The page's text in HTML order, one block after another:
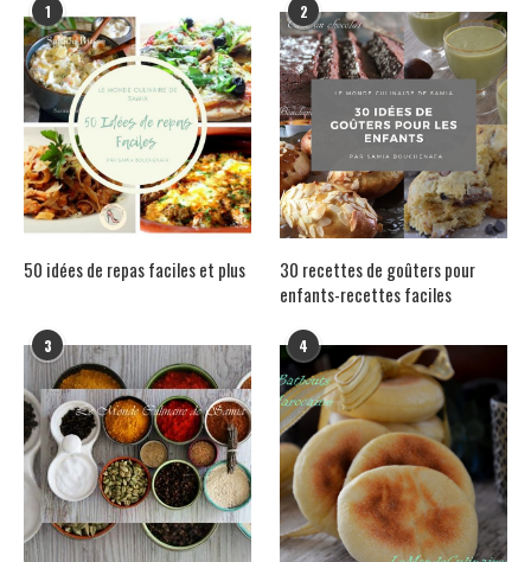
1
50 idées de repas faciles et plus
2
30 recettes de goûters pour
enfants-recettes faciles
3 4